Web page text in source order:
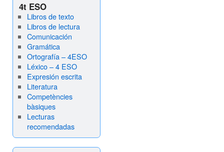
4t ESO
Libros de texto
Libros de lectura
Comunicación
Gramática
Ortografía – 4ESO
Léxico – 4 ESO
Expresión escrita
Literatura
Competències
bàsiques
Lecturas
recomendadas